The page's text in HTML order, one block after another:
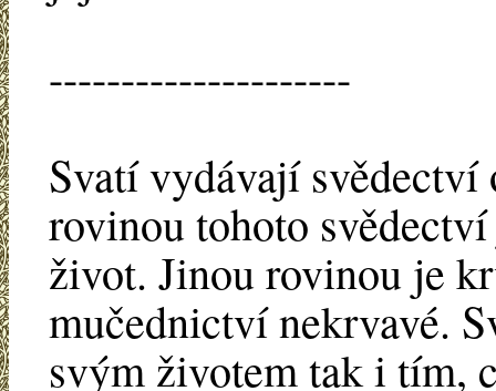
---------------------
Svatí vydávají svědectví
rovinou tohoto
život. Jinou rovinou je
mučednictví nekrvavé.
svým životem tak i tím,